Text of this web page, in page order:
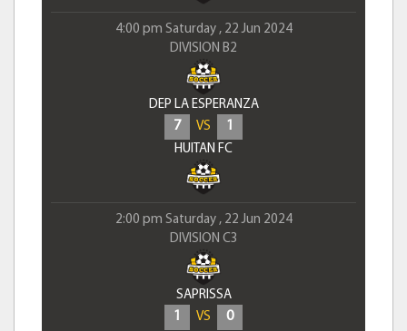
4:00 pm Saturday , 22 Jun 2024
DIVISION B2
DEP LA ESPERANZA
7 VS 1
HUITAN FC
2:00 pm Saturday , 22 Jun 2024
DIVISION C3
SAPRISSA
1 VS 0